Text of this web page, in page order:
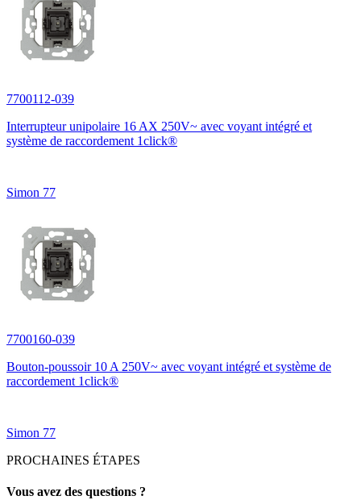
7700112-039
Interrupteur unipolaire 16 AX 250V~ avec voyant intégré et
système de raccordement 1click®
Simon 77
7700160-039
Bouton-poussoir 10 A 250V~ avec voyant intégré et système de
raccordement 1click®
Simon 77
PROCHAINES ÉTAPES
Vous avez des questions ?